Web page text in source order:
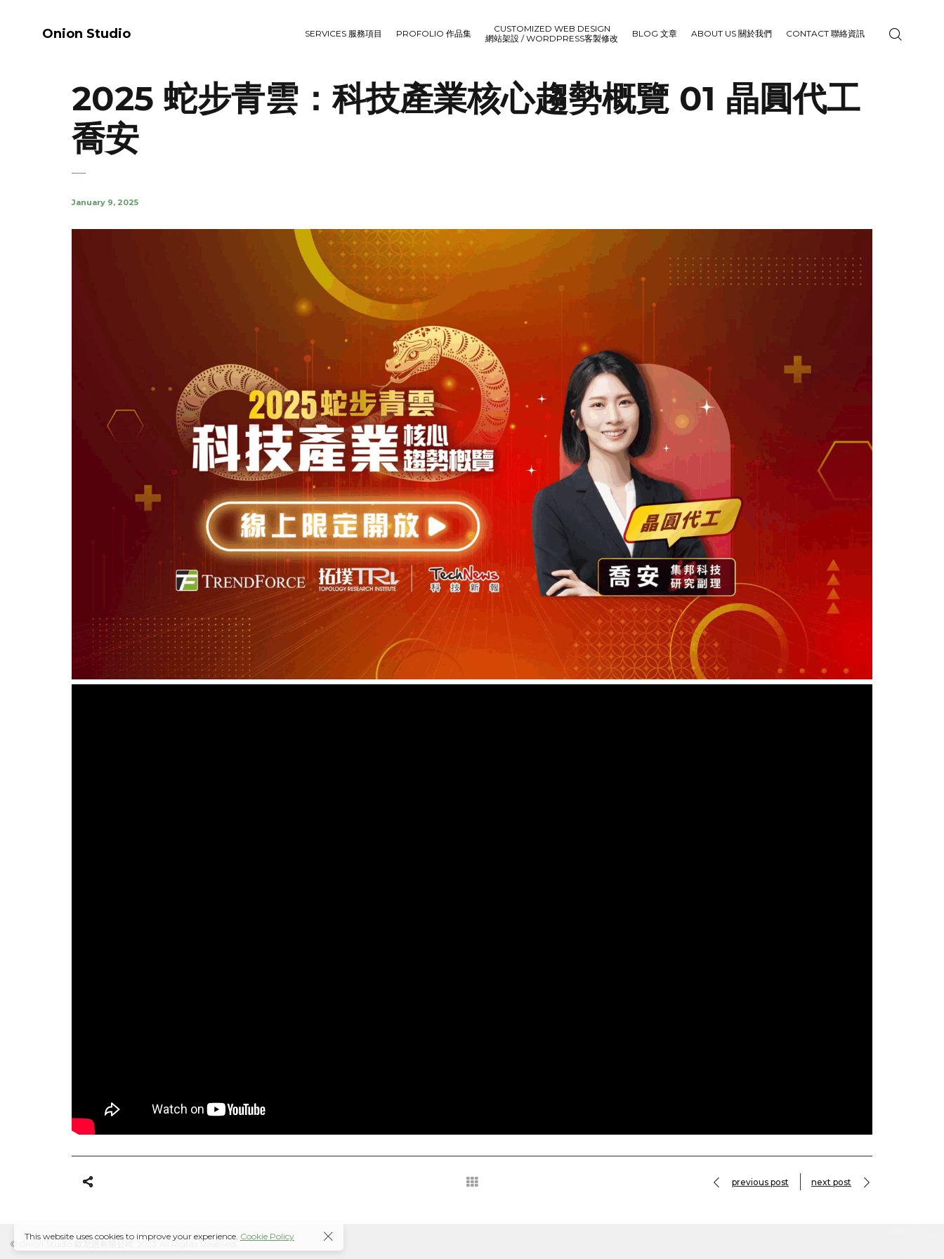
Onion Studio SERVICES 服務項目 PROFOLIO 作品集
CUSTOMIZED WEB DESIGN
網站架設 / WORDPRESS客製修改
BLOG 文章 ABOUT US 關於我們 CONTACT 聯絡資訊
2025 蛇步青雲：科技產業核心趨勢概覽 01 晶圓代工
喬安
January 9, 2025
previous post next post
© Onion Studio 歐尼恩有限公司, 2023. All Rights Reserved.
This website uses cookies to improve your experience. Cookie Policy